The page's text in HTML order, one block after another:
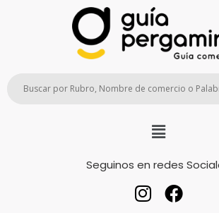
Seguinos en redes